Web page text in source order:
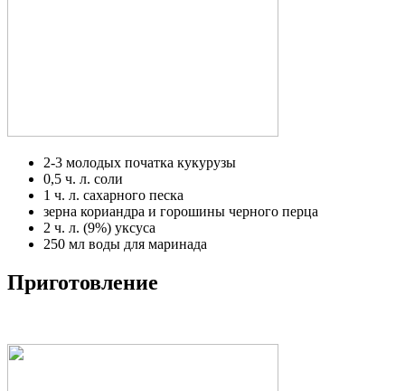
2-3 молодых початка кукурузы
0,5 ч. л. соли
1 ч. л. сахарного песка
зерна кориандра и горошины черного перца
2 ч. л. (9%) уксуса
250 мл воды для маринада
Приготовление